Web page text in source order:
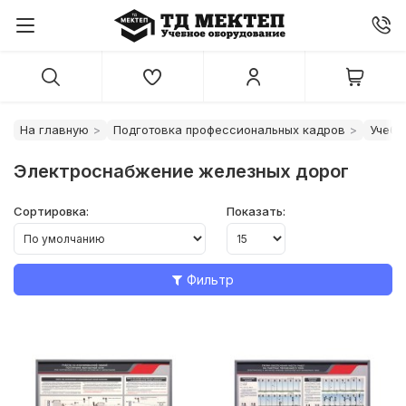
На главную Подготовка профессиональных кадров
Электроснабжение железных дорог
Сортировка: Показать:
Фильтр